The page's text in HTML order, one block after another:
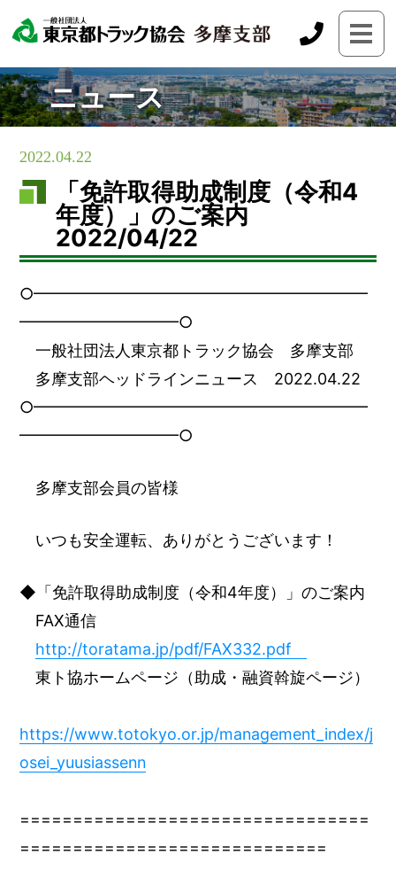
ニュース
2022.04.22
「免許取得助成制度（令和4
年度）」のご案内
2022/04/22
○━━━━━━━━━━━━━━━━━━━━━
━━━━━━━━━━○
一般社団法人東京都トラック協会 多摩支部
多摩支部ヘッドラインニュース 2022.04.22
○━━━━━━━━━━━━━━━━━━━━━
━━━━━━━━━━○
多摩支部会員の皆様
いつも安全運転、ありがとうございます！
◆「免許取得助成制度（令和4年度）」のご案内
FAX通信
http://toratama.jp/pdf/FAX332.pdf
東ト協ホームページ（助成・融資斡旋ページ）
https://www.totokyo.or.jp/management_index/j
osei_yuusiassenn
=================================
=============================